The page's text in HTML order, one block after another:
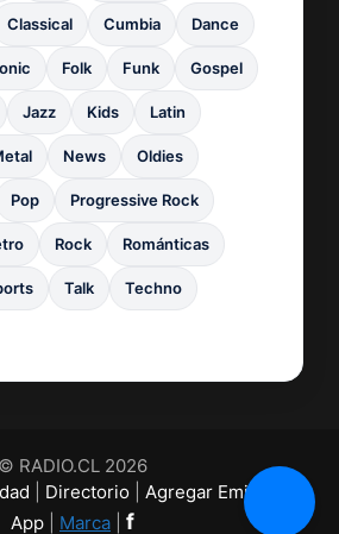
Classical Cumbia Dance
Folk Funk Gospel
Jazz Kids Latin
News Oldies
Pop Progressive Rock
Rock Románticas
Talk Techno
© RADIO.CL 2026
Directorio Agregar Emisora
App
Marca f